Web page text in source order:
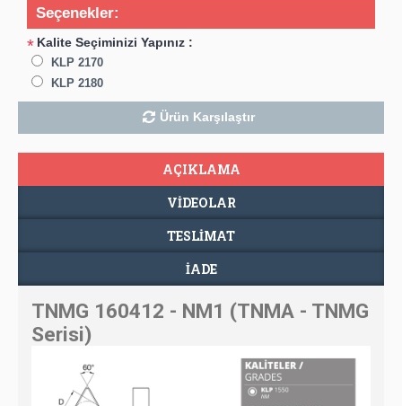
Seçenekler:
* Kalite Seçiminizi Yapınız :
KLP 2170
KLP 2180
Ürün Karşılaştır
AÇIKLAMA
VIDEOLAR
TESLIMAT
İADE
TNMG 160412 - NM1 (TNMA - TNMG
Serisi)